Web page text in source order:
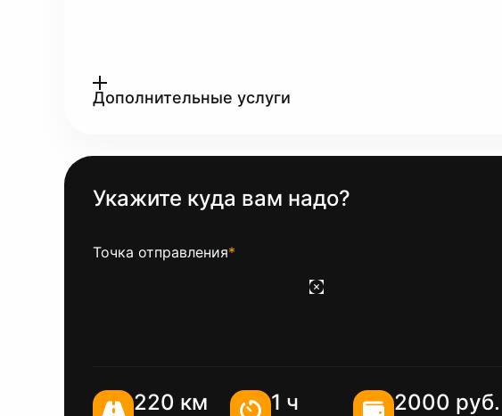
Дополнительные услуги
Укажите куда вам надо?
Точка отправления*
220 км 1 ч 2000 руб.